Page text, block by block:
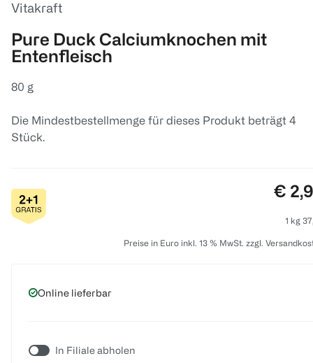
Vitakraft
Pure Duck Calciumknochen mit
Entenfleisch
80 g
Die Mindestbestellmenge für dieses Produkt beträgt 4
Stück.
€
1 kg
Preise in Euro inkl. 13 % MwSt. zzgl.
Online lieferbar
In Filiale abholen